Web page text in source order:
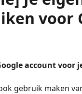
voor
account voor
gebruik maken